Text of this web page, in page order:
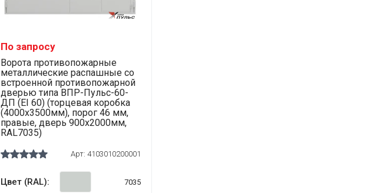
По запросу
Ворота противопожарные
металлические распашные со
встроенной противопожарной
дверью типа ВПР-Пульс-60-
ДП (EI 60) (торцевая коробка
(4000х3500мм), порог 46 мм,
правые, дверь 900х2000мм,
RAL7035)
Арт:4103010200001
Цвет (RAL): 7035